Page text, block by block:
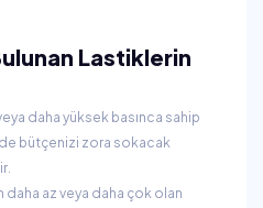
Lastiklerin
daha yüksek basınca sahip
de bütçenizi zora sokacak
az veya daha çok olan